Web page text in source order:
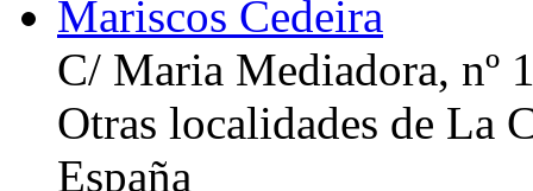
Mariscos Cedeira
C/ Maria Mediadora, nº
Otras localidades de La
España